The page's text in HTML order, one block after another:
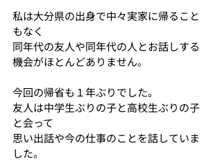
私は大分県の出身で中々実家に帰ること
もなく
同年代の友人や同年代の人とお話しする
機会がほとんどありません。
今回の帰省も１年ぶりでした。
友人は中学生ぶりの子と高校生ぶりの子
と会って
思い出話や今の仕事のことを話していま
した。